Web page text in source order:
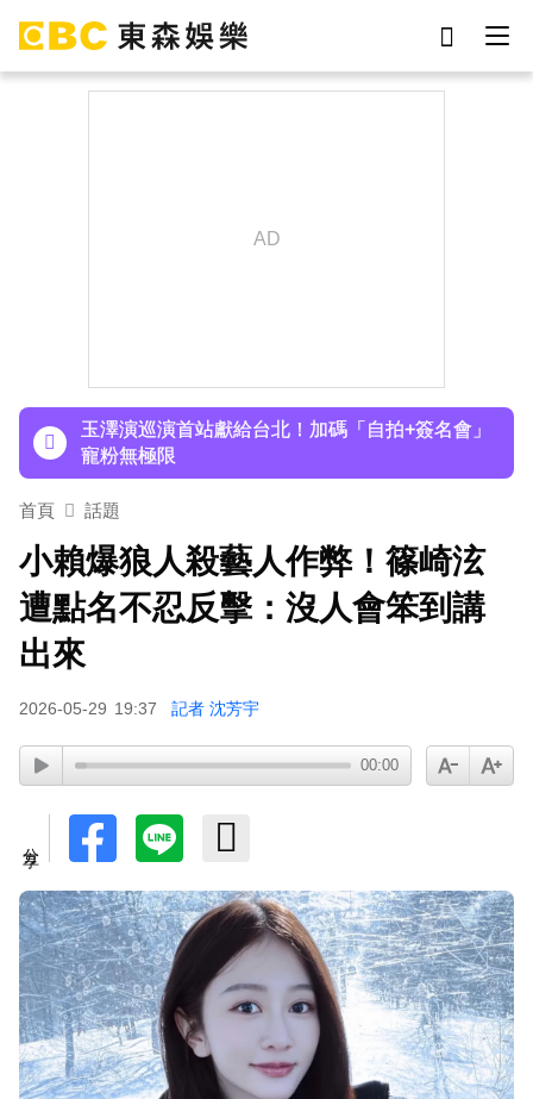
家成邊佑錫師妹
玉澤演巡演首站獻給台北！加碼「自拍+簽名會」
寵粉無極限
富婆砸錢拍短劇塞60場吻戲！男星爆「開房被包
SEVENTEEN勝寬、Dino同天入伍！玟奎9月服替
代役
泰男團Dragon 5男星爆死訊！騎單車離家失聯 陳
屍河中驚見「20公斤重物」
女星告別9年演藝圈！轉行當計程車司機 曝收入：
比演員賺更多
蔡阿嘎陷爭議！蘿拉神隱19個月首發文 遭酸「詐
騙集團回歸」回應了
TWICE定延不續約！手寫信宣布離開JYP 簽新東
家成邊佑錫師妹
首頁 話題
小賴爆狼人殺藝人作弊！篠崎泫
遭點名不忍反擊：沒人會笨到講
出來
2026-05-29 19:37 記者 沈芳宇
00:00